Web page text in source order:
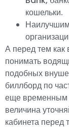
кошельки.
А перед тем как
понимать
подобных
биллборд по
еще временным
величина
кабинета перед